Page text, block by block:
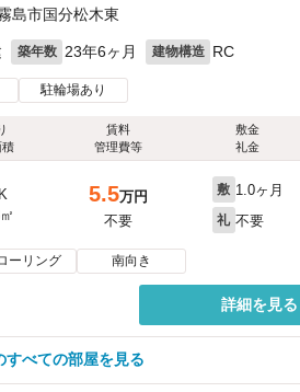
島市国分松木東
築年数 23年6ヶ月 建物構造 RC
駐輪場あり
賃料
管理費等
敷金
礼金
5.5万円
不要
敷 1.0ヶ月
礼 不要
ーリング 南向き
詳細を見る
すべての部屋を見る